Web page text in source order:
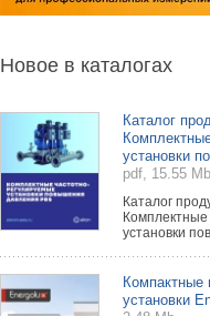
Новое в каталогах
Каталог
установки
pdf, 15.55 Mb
Каталог
установки
Компактные
установки